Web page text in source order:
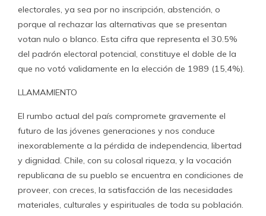
electorales, ya sea por no inscripción, abstención, o
porque al rechazar las alternativas que se presentan
votan nulo o blanco. Esta cifra que representa el 30.5%
del padrón electoral potencial, constituye el doble de la
que no votó validamente en la elección de 1989 (15,4%).
LLAMAMIENTO
El rumbo actual del país compromete gravemente el
futuro de las jóvenes generaciones y nos conduce
inexorablemente a la pérdida de independencia, libertad
y dignidad. Chile, con su colosal riqueza, y la vocación
republicana de su pueblo se encuentra en condiciones de
proveer, con creces, la satisfacción de las necesidades
materiales, culturales y espirituales de toda su población.